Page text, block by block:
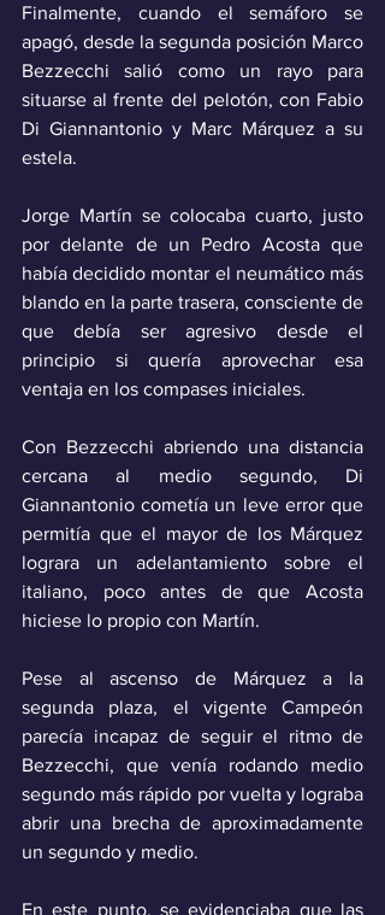
Finalmente, cuando el semáforo se
apagó, desde la segunda posición Marco
Bezzecchi salió como un rayo para
situarse al frente del pelotón, con Fabio
Di Giannantonio y Marc Márquez a su
estela.
Jorge Martín se colocaba cuarto, justo
por delante de un Pedro Acosta que
había decidido montar el neumático más
blando en la parte trasera, consciente de
que debía ser agresivo desde el
principio si quería aprovechar esa
ventaja en los compases iniciales.
Con Bezzecchi abriendo una distancia
cercana al medio segundo, Di
Giannantonio cometía un leve error que
permitía que el mayor de los Márquez
lograra un adelantamiento sobre el
italiano, poco antes de que Acosta
hiciese lo propio con Martín.
Pese al ascenso de Márquez a la
segunda plaza, el vigente Campeón
parecía incapaz de seguir el ritmo de
Bezzecchi, que venía rodando medio
segundo más rápido por vuelta y lograba
abrir una brecha de aproximadamente
un segundo y medio.
En este punto, se evidenciaba que las